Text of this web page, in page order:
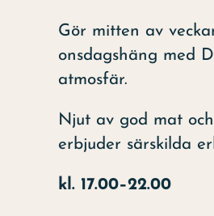
Gör mitten av
onsdagshäng med
atmosfär.
Njut av god mat
erbjuder särskilda
kl. 17.00–22.00